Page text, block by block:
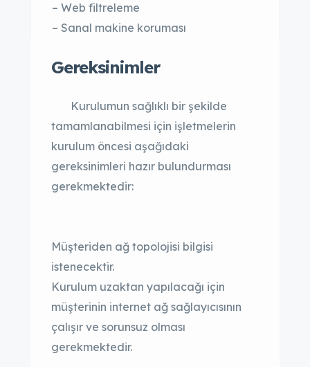
– Web filtreleme
– Sanal makine koruması
Gereksinimler
Kurulumun sağlıklı bir şekilde
tamamlanabilmesi için işletmelerin
kurulum öncesi aşağıdaki
gereksinimleri hazır bulundurması
gerekmektedir:
Müşteriden ağ topolojisi bilgisi
istenecektir.
Kurulum uzaktan yapılacağı için
müşterinin internet ağ sağlayıcısının
çalışır ve sorunsuz olması
gerekmektedir.